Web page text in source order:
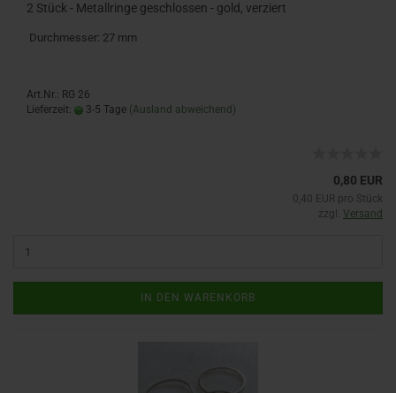
2 Stück - Metallringe geschlossen - gold, verziert
Durchmesser: 27 mm
Art.Nr.: RG 26
Lieferzeit:
3-5 Tage (Ausland abweichend)
0,80 EUR
0,40 EUR pro Stück
zzgl. Versand
IN DEN WARENKORB